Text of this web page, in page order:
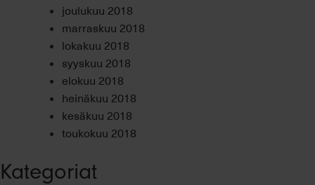
joulukuu 2018
marraskuu 2018
lokakuu 2018
syyskuu 2018
elokuu 2018
heinäkuu 2018
kesäkuu 2018
toukokuu 2018
Kategoriat